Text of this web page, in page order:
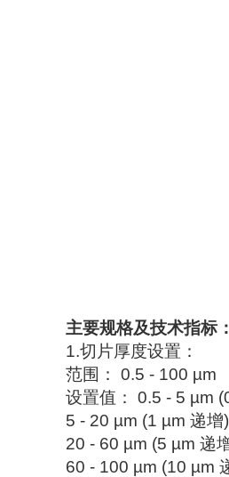
主要规格及技术指标 ：
1.切片厚度设置：
范围： 0.5 - 100 µm
设置值： 0.5 - 5 µm
5 - 20 µm (1 µm 递增)
20 - 60 µm (5 µm 递
60 - 100 µm (10 µm